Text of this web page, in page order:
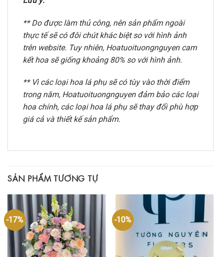
** Do được làm thủ công, nên sản phẩm ngoài
thực tế sẽ có đôi chút khác biệt so với hình ảnh
trên website. Tuy nhiên, Hoatuoituongnguyen cam
kết hoa sẽ giống khoảng 80% so với hình ảnh.
** Vì các loại hoa lá phụ sẽ có tùy vào thời điểm
trong năm, Hoatuoituongnguyen đảm bảo các loại
hoa chính, các loại hoa lá phụ sẽ thay đổi phù hợp
giá cả và thiết kế sản phẩm.
SẢN PHẨM TƯƠNG TỰ
-17% -10%